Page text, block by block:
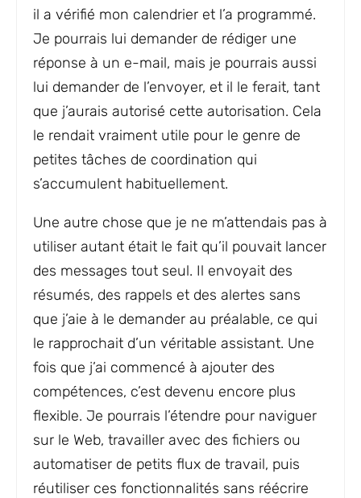
il a vérifié mon calendrier et l’a programmé.
Je pourrais lui demander de rédiger une
réponse à un e-mail, mais je pourrais aussi
lui demander de l’envoyer, et il le ferait, tant
que j’aurais autorisé cette autorisation. Cela
le rendait vraiment utile pour le genre de
petites tâches de coordination qui
s’accumulent habituellement.
Une autre chose que je ne m’attendais pas à
utiliser autant était le fait qu’il pouvait lancer
des messages tout seul. Il envoyait des
résumés, des rappels et des alertes sans
que j’aie à le demander au préalable, ce qui
le rapprochait d’un véritable assistant. Une
fois que j’ai commencé à ajouter des
compétences, c’est devenu encore plus
flexible. Je pourrais l’étendre pour naviguer
sur le Web, travailler avec des fichiers ou
automatiser de petits flux de travail, puis
réutiliser ces fonctionnalités sans réécrire